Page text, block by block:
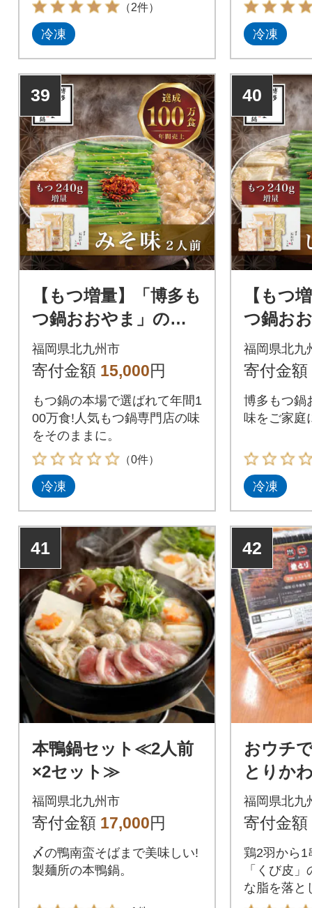
（2件）
冷凍 冷凍
39
【もつ増量】「博多も
つ鍋おおやま」のも
つ鍋みそ味2人前 国産
若牛小腸のみ使用(北
福岡県北九州市
寄付金額 15,000円
もつ鍋の本場で選ばれて年間1
00万食!人気もつ鍋専門店の味
をそのままに。
（0件）
冷凍
40
【もつ
つ鍋お
つ鍋し
国産若
福岡県北九
寄付金額
博多もつ鍋
味をご家庭
冷凍
41
本鴨鍋セット≪2人前
×2セット≫
福岡県北九州市
寄付金額 17,000円
〆の鴨南蛮そばまで美味しい!
製麺所の本鴨鍋。
42
おウチ
とりか
ト
福岡県北九
寄付金額
鶏2羽から1
「くび皮
な脂を落と
げます。